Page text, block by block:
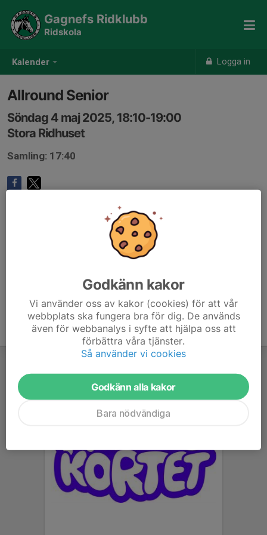
Kalender Logga in
Gagnefs Ridklubb
Ridskola
Allround Senior
Söndag 4 maj 2025, 18:10-19:00
Stora Ridhuset
Samling: 17:40
Godkänn kakor
Vi använder oss av kakor (cookies) för att vår
webbplats ska fungera bra för dig. De används
även för webbanalys i syfte att hjälpa oss att
förbättra våra tjänster.
Så använder vi cookies
Godkänn alla kakor
Bara nödvändiga